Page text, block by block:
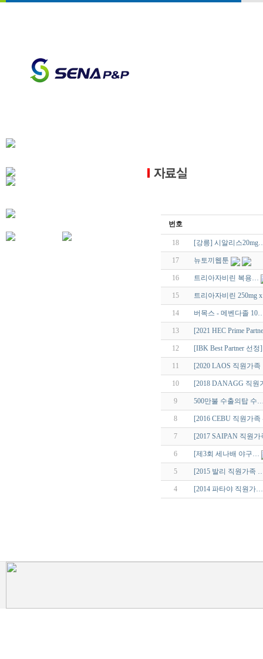
번호
18 [강릉] 시알리스
17 뉴토끼웹툰
16 트리아자비린 복용…
15 트리아자비린 250mg
14 버목스 - 메벤다졸
13 [2021 HEC Prime
12 [IBK Best Partner 선정]
11 [2020 LAOS 직원가
10 [2018 DANAGG 직
9 500만불 수출의탑 수
8 [2016 CEBU 직원가
7 [2017 SAIPAN 직원
6 [제3회 세나배 야구…
5 [2015 발리 직원가족
4 [2014 파타야 직원가…